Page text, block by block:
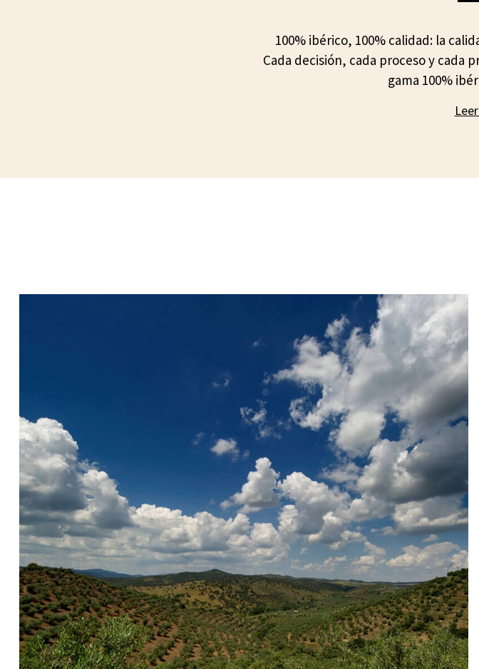
100% ibérico, 100% calidad: la
Cada decisión, cada proceso y cada
gama 100%